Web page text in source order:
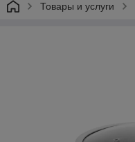
Товары и услуги